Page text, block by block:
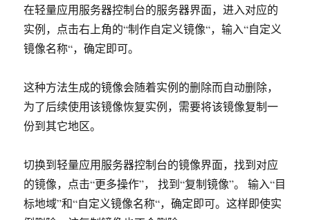
在轻量应用服务器控制台的服务器界面，进入对应的
实例，点击右上角的“制作自定义镜像“，输入“自定义
镜像名称“，确定即可。
这种方法生成的镜像会随着实例的删除而自动删除，
为了后续使用该镜像恢复实例，需要将该镜像复制一
份到其它地区。
切换到轻量应用服务器控制台的镜像界面，找到对应
的镜像，点击“更多操作”， 找到“复制镜像”。 输入“目
标地域”和“自定义镜像名称“，确定即可。这样即使实